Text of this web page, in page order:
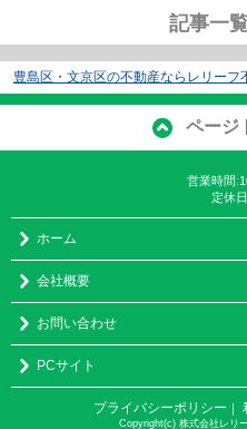
記事一
豊島区・文京区の不動産ならレリーフ
ページ
営業時間
定休
ホーム
会社概要
お問い合わせ
PCサイト
プライバシーポリシー ｜
Copyright(c) 株式会社レリ